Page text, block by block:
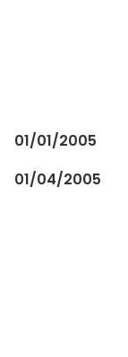
01/01/2005
01/04/2005